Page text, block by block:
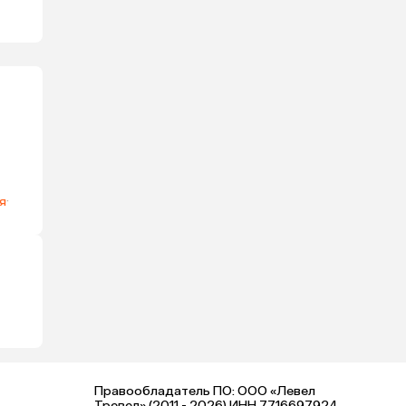
·
Правообладатель ПО: ООО «Левел